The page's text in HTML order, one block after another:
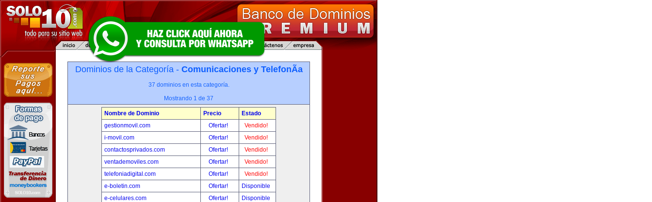
Dominios de la Categoría - Comunicaciones y TelefonÃ­a
37 dominios en esta categoría.
Mostrando 1 de 37
Nombre de Dominio Precio
Estado
gestionmovil.com
Ofertar!
Vendido!
i-movil.com
Ofertar!
Vendido!
contactosprivados.com
Ofertar!
Vendido!
ventademoviles.com
Ofertar!
Vendido!
telefoniadigital.com
Ofertar!
Vendido!
e-boletin.com
Ofertar!
Disponible
e-celulares.com
Ofertar!
Disponible